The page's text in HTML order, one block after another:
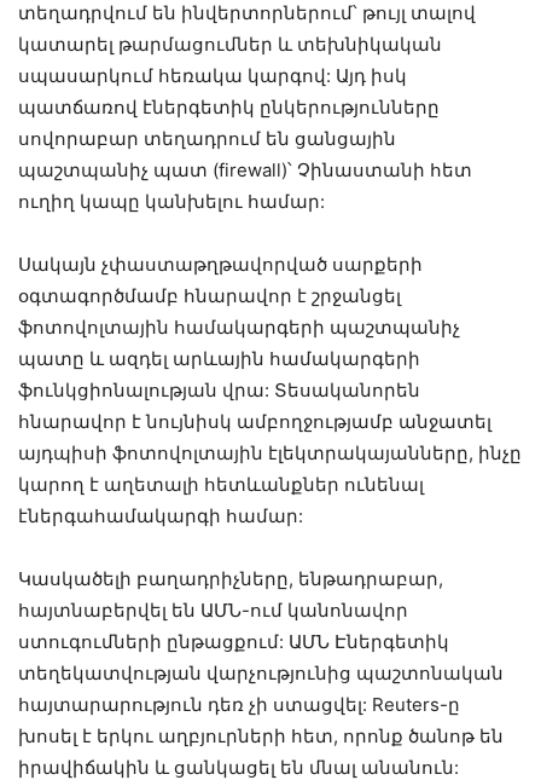
տեղադրվում են ինվերտորներում՝ թույլ տալով
կատարել թարմացումներ և տեխնիկական
սպասարկում հեռակա կարգով: Այդ իսկ
պատճառով էներգետիկ ընկերությունները
սովորաբար տեղադրում են ցանցային
պաշտպանիչ պատ (firewall)՝ Չինաստանի հետ
ուղիղ կապը կանխելու համար:
Սակայն չփաստաթղթավորված սարքերի
օգտագործմամբ հնարավոր է շրջանցել
ֆոտովոլտային համակարգերի պաշտպանիչ
պատը և ազդել արևային համակարգերի
ֆունկցիոնալության վրա: Տեսականորեն
հնարավոր է նույնիսկ ամբողջությամբ անջատել
այդպիսի ֆոտովոլտային էլեկտրակայանները, ինչը
կարող է աղետալի հետևանքներ ունենալ
էներգահամակարգի համար:
Կասկածելի բաղադրիչները, ենթադրաբար,
հայտնաբերվել են ԱՄՆ-ում կանոնավոր
ստուգումների ընթացքում: ԱՄՆ Էներգետիկ
տեղեկատվության վարչությունից պաշտոնական
հայտարարություն դեռ չի ստացվել: Reuters-ը
խոսել է երկու աղբյուրների հետ, որոնք ծանոթ են
իրավիճակին և ցանկացել են մնալ անանուն: